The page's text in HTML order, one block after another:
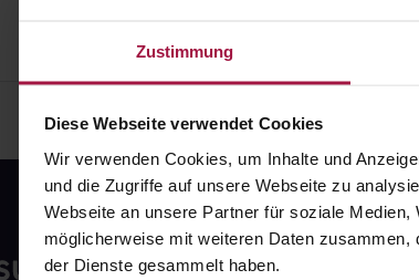
Zustimmung
Diese Webseite verwendet Cookies
Wir verwenden Cookies, um Inhalte und
und die Zugriffe auf unsere Webseite zu
Webseite an unsere Partner für soziale
möglicherweise mit weiteren Daten
der Dienste gesammelt haben.